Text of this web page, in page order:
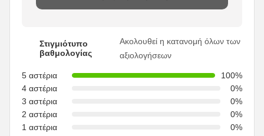
Στιγμιότυπο
βαθμολογίας
Ακολουθεί η κατανομή όλων των
αξιολογήσεων
5 αστέρια
100%
4 αστέρια
0%
3 αστέρια
0%
2 αστέρια
0%
1 αστέρια
0%